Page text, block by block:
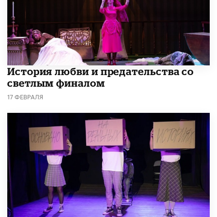
История любви и предательства со
светлым финалом
17 ФЕВРАЛЯ